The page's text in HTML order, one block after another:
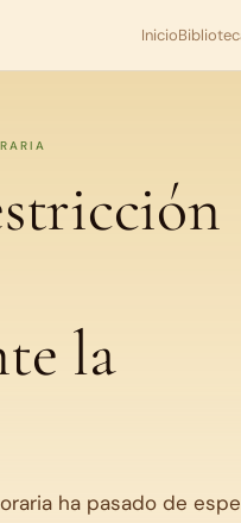
Inicio
la
ha pasado de